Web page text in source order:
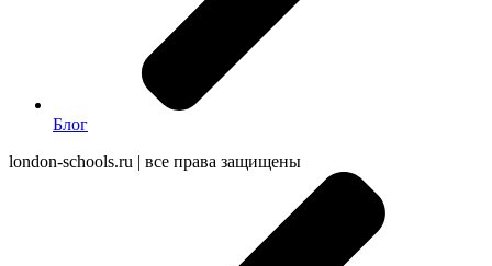
Блог
london-schools.ru | все права защищены